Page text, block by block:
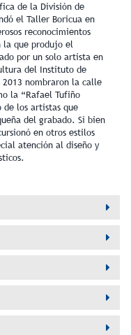
de la División de
el Taller Boricua en
reconocimientos
la que produjo el
por un solo artista en
del Instituto de
nombraron la calle
la “Rafael Tufiño
de los artistas que
del grabado. Si bien
en otros estilos
atención al diseño y